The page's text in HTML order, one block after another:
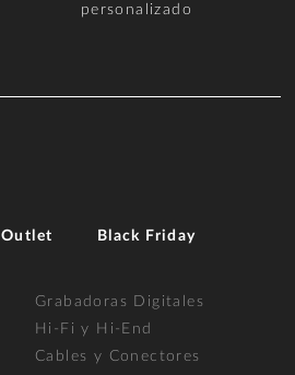
personalizado
Outlet Black Friday
Grabadoras Digitales
Hi-Fi y Hi-End
Cables y Conectores